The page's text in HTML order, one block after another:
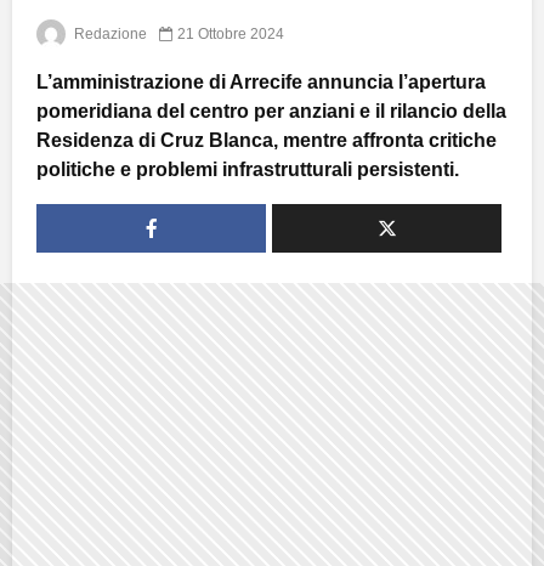
Redazione 21 Ottobre 2024
L’amministrazione di Arrecife annuncia l’apertura
pomeridiana del centro per anziani e il rilancio della
Residenza di Cruz Blanca, mentre affronta critiche
politiche e problemi infrastrutturali persistenti.